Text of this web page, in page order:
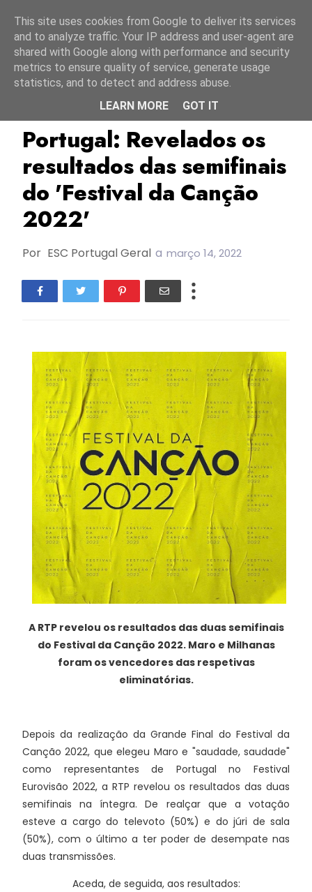
Festival Da Canção 2022
Portugal: Revelados os
resultados das semifinais
do 'Festival da Canção
2022'
Por ESC Portugal Geral a março 14, 2022
A RTP revelou os resultados das duas semifinais
do Festival da Canção 2022. Maro e Milhanas
foram os vencedores das respetivas
eliminatórias.
Depois da realização da Grande Final do Festival da
Canção 2022, que elegeu Maro e "saudade, saudade"
como representantes de Portugal no Festival
Eurovisão 2022, a RTP revelou os resultados das duas
semifinais na íntegra. De realçar que a votação
esteve a cargo do televoto (50%) e do júri de sala
(50%), com o último a ter poder de desempate nas
duas transmissões.
Aceda, de seguida, aos resultados:
This site uses cookies from Google to deliver its services
and to analyze traffic. Your IP address and user-agent are
shared with Google along with performance and security
metrics to ensure quality of service, generate usage
statistics, and to detect and address abuse.
LEARN MORE
GOT IT